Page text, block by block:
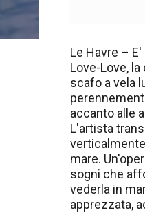
Le Havre –
Love-Love,
scafo a vela
accanto alle
L'artista
mare.
sogni che
vederla in
apprezzata,